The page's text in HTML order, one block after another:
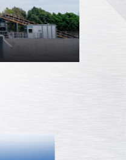
กเลี่ยงเมื่อ